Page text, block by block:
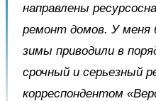
направлены
ремонт домов. У меня
зимы приводили в
срочный и серьезный
корреспондентом